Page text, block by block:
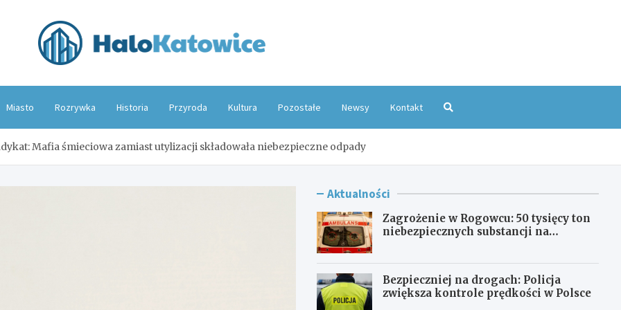
Miasto Rozrywka Historia Przyroda Kultura Pozostałe Newsy Kontakt
Mafia śmieciowa zamiast utylizacji składowała niebezpieczne odpady
Aktualności
Zagrożenie w Rogowcu: 50 tysięcy ton
niebezpiecznych substancji na
Bezpieczniej na drogach: Policja
zwiększa kontrole prędkości w Polsce